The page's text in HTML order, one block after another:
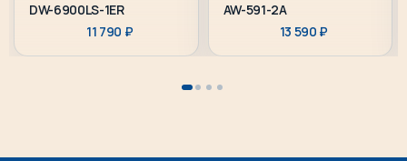
DW-6900LS-1ER
11 790 ₽
AW-591-2A
13 590 ₽